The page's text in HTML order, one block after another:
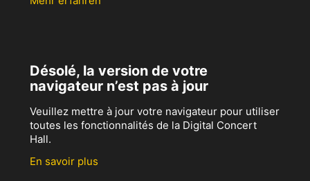
Désolé, la version de votre
navigateur n’est pas à jour
Veuillez mettre à jour votre navigateur pour utiliser
toutes les fonctionnalités de la Digital Concert
Hall.
En savoir plus